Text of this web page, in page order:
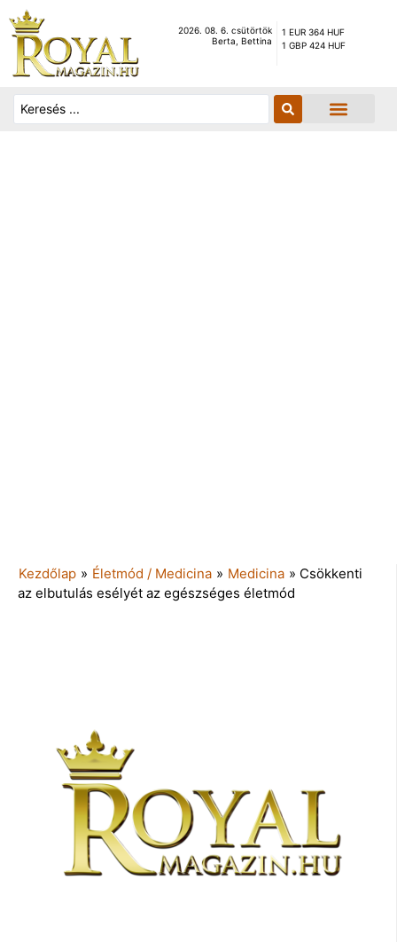
2026. 08. 6. csütörtök
Berta, Bettina
1 EUR 364 HUF
1 GBP 424 HUF
Kezdőlap » Életmód / Medicina » Medicina » Csökkenti
az elbutulás esélyét az egészséges életmód